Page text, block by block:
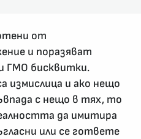
на
от
и поразяват
ГМО бисквитки.
измислица и ако нещо
с нещо в тях, то
да имитира
или се гответе